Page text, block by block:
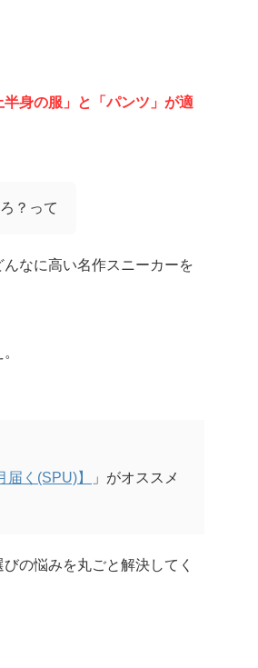
身の服」と「パンツ」が適
？って
なに高い名作スニーカーを
届く(SPU)】
」がオススメ
の悩みを丸ごと解決してく